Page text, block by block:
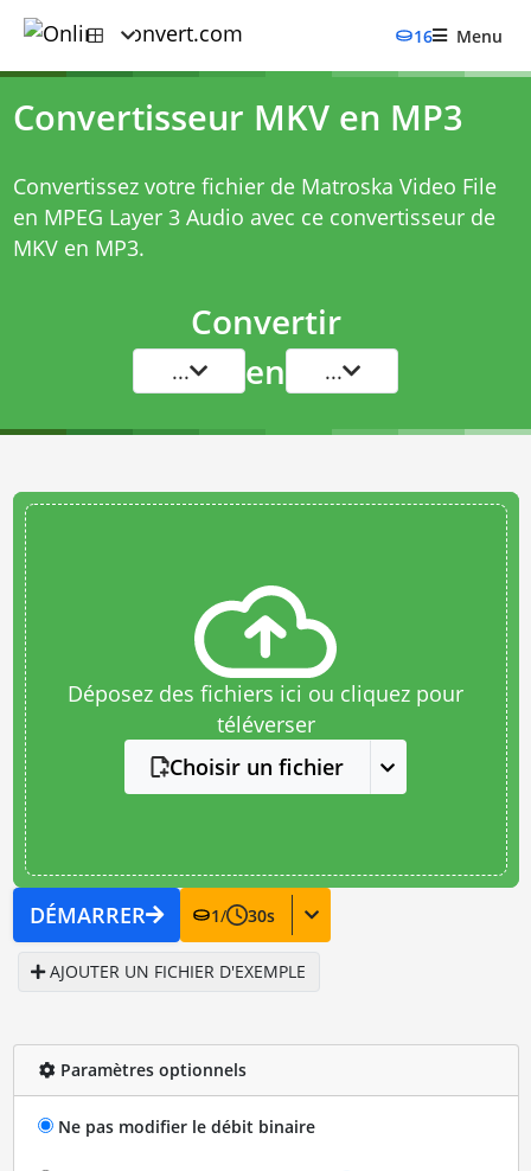
16 Menu
Convertisseur MKV en MP3
Convertissez votre fichier de Matroska Video File
en MPEG Layer 3 Audio avec ce convertisseur de
MKV en MP3.
Convertir
... en ...
Déposez des fichiers ici ou cliquez pour
téléverser
Choisir un fichier
DÉMARRER 1/ 30s
AJOUTER UN FICHIER D'EXEMPLE
Paramètres optionnels
Ne pas modifier le débit binaire